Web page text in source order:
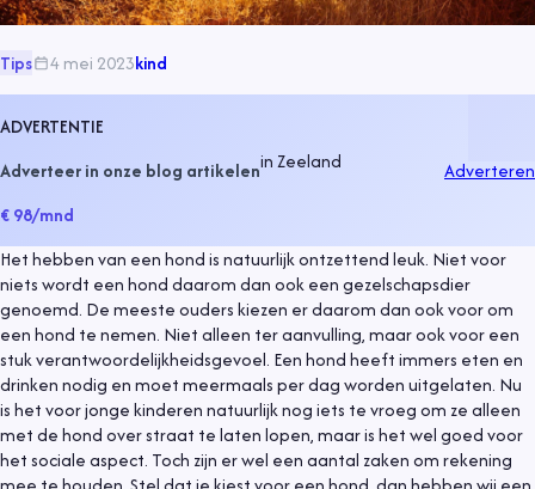
Tips 4 mei 2023kind
ADVERTENTIE
Adverteer in onze blog artikeleninZeeland
€ 98/mnd
Adverteren
Het hebben van een hond is natuurlijk ontzettend leuk. Niet voor
niets wordt een hond daarom dan ook een gezelschapsdier
genoemd. De meeste ouders kiezen er daarom dan ook voor om
een hond te nemen. Niet alleen ter aanvulling, maar ook voor een
stuk verantwoordelijkheidsgevoel. Een hond heeft immers eten en
drinken nodig en moet meermaals per dag worden uitgelaten. Nu
is het voor jonge kinderen natuurlijk nog iets te vroeg om ze alleen
met de hond over straat te laten lopen, maar is het wel goed voor
het sociale aspect. Toch zijn er wel een aantal zaken om rekening